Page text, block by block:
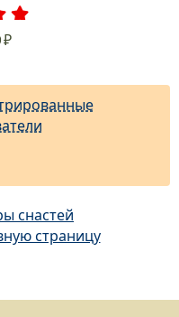
снастей
страницу